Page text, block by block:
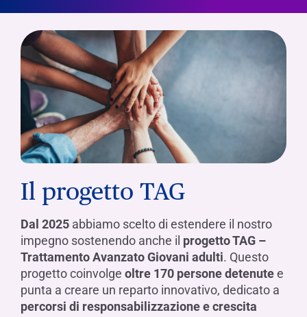
Il progetto TAG
Dal 2025 abbiamo scelto di estendere il nostro
impegno sostenendo anche il progetto TAG –
Trattamento Avanzato Giovani adulti. Questo
progetto coinvolge oltre 170 persone detenutee
punta a creare un reparto innovativo, dedicato a
percorsi di responsabilizzazione e crescita